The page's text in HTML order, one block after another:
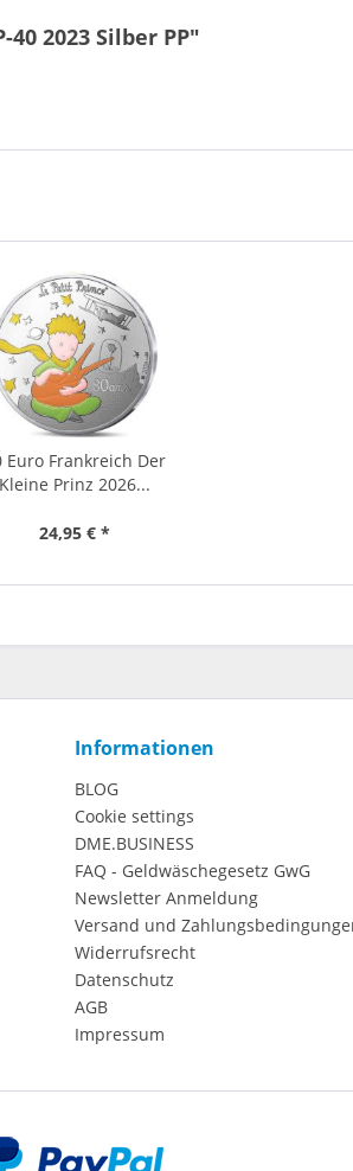
2023 Silber PP"
Euro Frankreich Der
Kleine Prinz 2026...
24,95 € *
Informationen
BLOG
Cookie settings
DME.BUSINESS
FAQ - Geldwäschegesetz GwG
Newsletter Anmeldung
Versand und
Widerrufsrecht
Datenschutz
AGB
Impressum